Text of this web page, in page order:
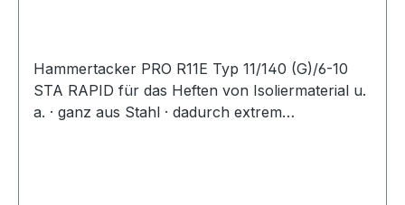
Hammertacker PRO R11E Typ 11/140 (G)/6-10
STA RAPID für das Heften von Isoliermaterial u.
a. · ganz aus Stahl · dadurch extrem